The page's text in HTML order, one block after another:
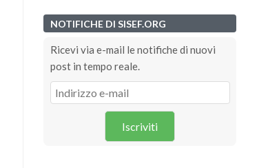
NOTIFICHE DI SISEF.ORG
Ricevi via e-mail le notifiche di nuovi
post in tempo reale.
Iscriviti